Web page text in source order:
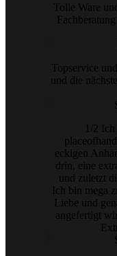
Tolle Ware
Topservice
und die
1/2
eckigen
drin, eine
und zuletzt
Ich bin mega
Liebe und
angefertigt